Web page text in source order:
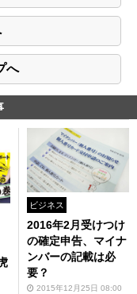
へ
ビジネス
2016年2月受けつけ
の確定申告、マイナ
ンバーの記載は必
要？
2015年12月25日 08:00